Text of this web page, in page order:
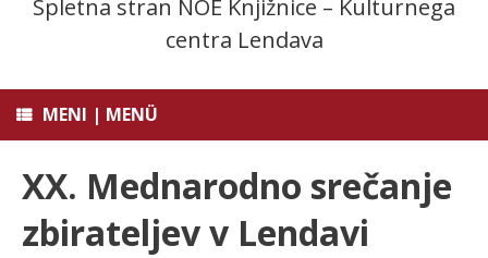
Spletna stran NOE Knjižnice – Kulturnega
centra Lendava
MENI | MENÜ
XX. Mednarodno srečanje
zbirateljev v Lendavi